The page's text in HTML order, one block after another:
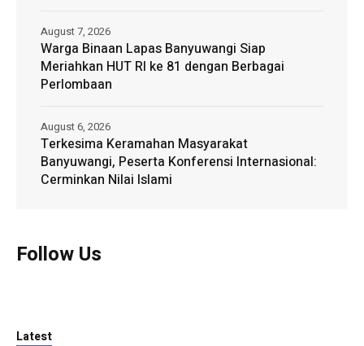
Warga Binaan Lapas Banyuwangi Siap
Meriahkan HUT RI ke 81 dengan Berbagai
Perlombaan
August 7, 2026
Terkesima Keramahan Masyarakat
Banyuwangi, Peserta Konferensi Internasional:
Cerminkan Nilai Islami
August 6, 2026
Follow Us
Latest